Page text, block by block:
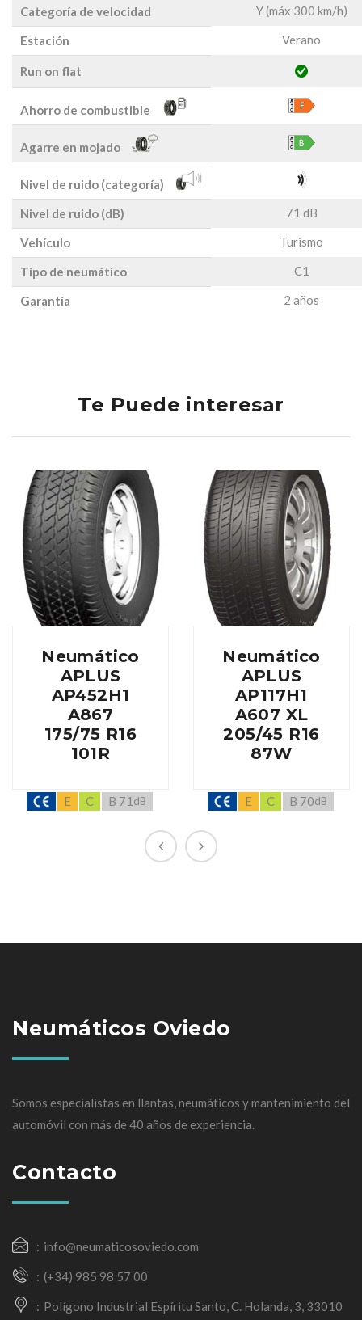
Categoría de velocidad Y (máx 300 km/h)
Estación Verano
Run on flat
Ahorro de combustible
Agarre en mojado
Nivel de ruido (categoría)
Nivel de ruido (dB)
71 dB
Vehículo Turismo
Tipo de neumático C1
Garantía 2 años
Te Puede interesar
Neumático
APLUS
AP452H1
A867
175/75 R16
101R
E C B 71 dB
Neumático
APLUS
AP117H1
A607 XL
205/45 R16
87W
E C B 70dB
Neumáticos Oviedo
Somos especialistas en llantas, neumáticos y mantenimiento del
automóvil con más de 40 años de experiencia.
Contacto
info@neumaticosoviedo.com
(+34) 985 98 57 00
Polígono Industrial Espíritu Santo, C. Holanda, 3, 33010